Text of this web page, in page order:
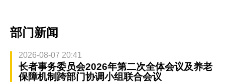
部门新闻
2026-08-07 20:41
长者事务委员会2026年第二次全体会议及养老
保障机制跨部门协调小组联合会议